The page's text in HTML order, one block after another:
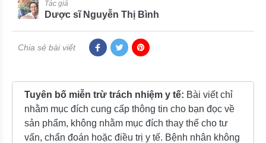
Tác giả
Dược sĩ Nguyễn Thị Bình
Chia sẻ bài viết
Tuyên bố miễn trừ trách nhiệm y tế: Bài viết chỉ
nhằm mục đích cung cấp thông tin cho bạn đọc về
sản phẩm, không nhằm mục đích thay thế cho tư
vấn, chẩn đoán hoặc điều trị y tế. Bệnh nhân không